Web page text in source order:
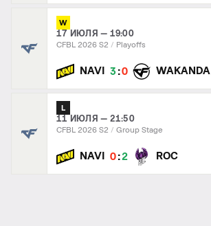
W
17 ИЮЛЯ — 19:00
CFBL 2026 S2 Playoffs
NAVI 3 :0 WAKANDA
L
11 ИЮЛЯ — 21:50
CFBL 2026 S2 Group Stage
NAVI 0 :2 ROC